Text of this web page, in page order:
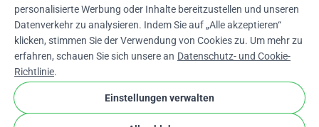
Dearrow_drop_down
★★★★★4,9 / 5 basierend auf 500+ Bewertungen
WhyDonateDatenschutz und Cookies
personalisierte Werbung oder Inhalte bereitzustellen und unseren
Datenverkehr zu analysieren. Indem Sie auf „Alle akzeptieren“
klicken, stimmen Sie der Verwendung von Cookies zu. Um mehr zu
erfahren, schauen Sie sich unsere an Datenschutz- und Cookie-
Richtlinie.
Einstellungen verwalten